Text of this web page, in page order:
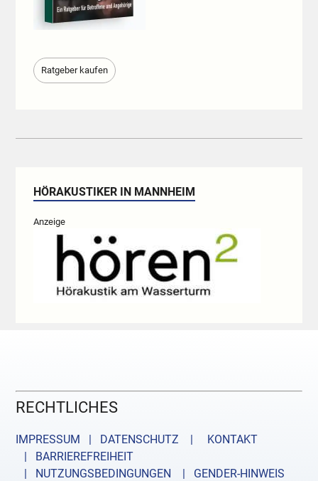
Ratgeber kaufen
HÖRAKUSTIKER IN MANNHEIM
Anzeige
RECHTLICHES
IMPRESSUM | DATENSCHUTZ |
KONTAKT
| BARRIEREFREIHEIT
| NUTZUNGSBEDINGUNGEN
| GENDER-HINWEIS